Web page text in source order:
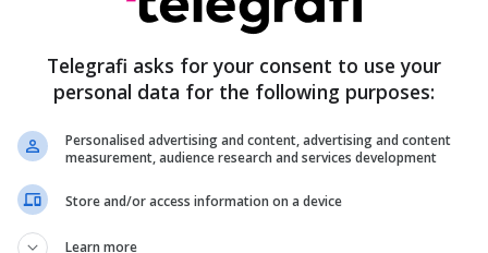
rrugën, i pozicionuar diku midis një SUV dhe
këtë vit si një SUV i vërtetë, transmeton
Telegrafi asks for your consent to use your
personal data for the following purposes:
Personalised advertising and content, advertising and content
measurement, audience research and services development
Store and/or access information on a device
Learn more